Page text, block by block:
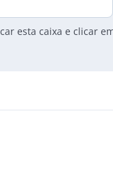
esta caixa e clicar